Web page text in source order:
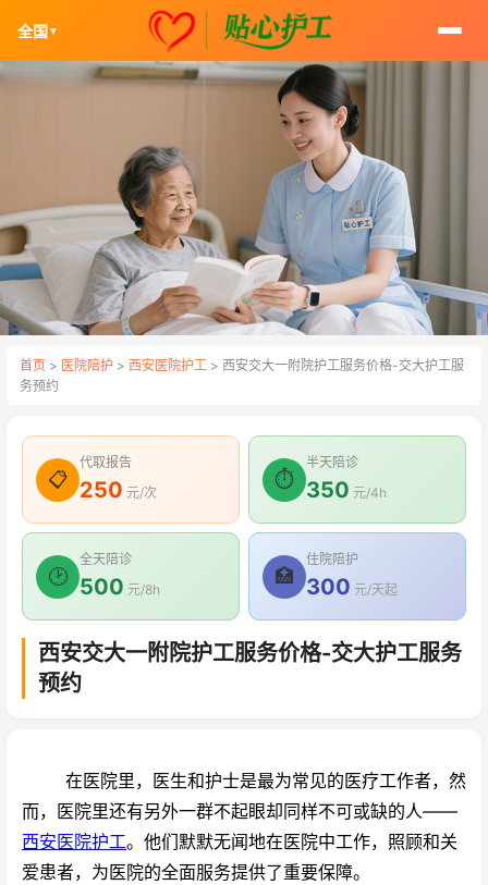
全国 ▼
首页 > 医院陪护 > 西安医院护工 > 西安交大一附院护工服务价格-交大护工服
务预约
📋
代取报告
250 元/次
⏱
半天陪诊
350 元/4h
🕑
全天陪诊
500 元/8h
🏥
住院陪护
300 元/天起
西安交大一附院护工服务价格-交大护工服务
预约
在医院里，医生和护士是最为常见的医疗工作者，然
而，医院里还有另外一群不起眼却同样不可或缺的人——
西安医院护工。他们默默无闻地在医院中工作，照顾和关
爱患者，为医院的全面服务提供了重要保障。